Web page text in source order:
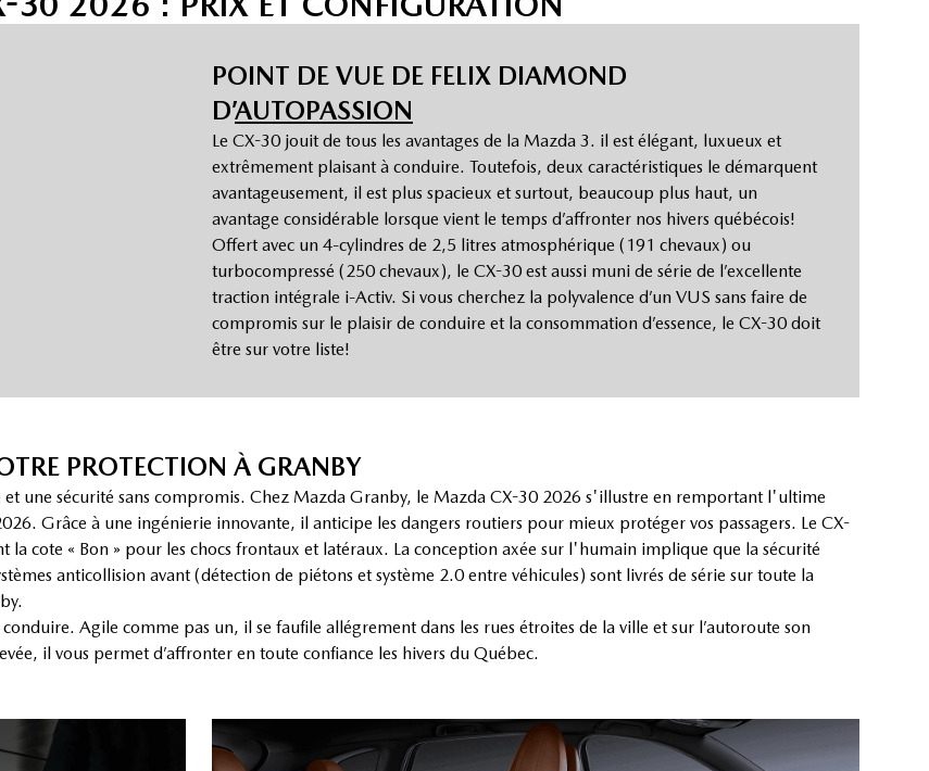
POINT DE VUE DE FELIX DIAMOND
D’AUTOPASSION
Le CX-30 jouit de tous les avantages de la Mazda 3. il est élégant, luxueux et
extrêmement plaisant à conduire. Toutefois, deux caractéristiques le démarquent
avantageusement, il est plus spacieux et surtout, beaucoup plus haut, un
avantage considérable lorsque vient le temps d’affronter nos hivers québécois!
Offert avec un 4-cylindres de 2,5 litres atmosphérique (191 chevaux) ou
turbocompressé (250 chevaux), le CX-30 est aussi muni de série de l’excellente
traction intégrale i-Activ. Si vous cherchez la polyvalence d’un VUS sans faire de
compromis sur le plaisir de conduire et la consommation d’essence, le CX-30 doit
être sur votre liste!
PROTECTION À GRANBY
une sécurité sans compromis. Chez Mazda Granby, le Mazda CX-30 2026 s'illustre en remportant l'ultime
Grâce à une ingénierie innovante, il anticipe les dangers routiers pour mieux protéger vos passagers. Le CX-
la cote « Bon » pour les chocs frontaux et latéraux. La conception axée sur l'humain implique que la sécurité
anticollision avant (détection de piétons et système 2.0 entre véhicules) sont livrés de série sur toute la
Agile comme pas un, il se faufile allégrement dans les rues étroites de la ville et sur l’autoroute son
il vous permet d’affronter en toute confiance les hivers du Québec.